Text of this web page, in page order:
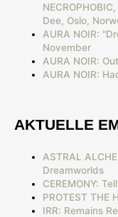
Dee, Oslo,
AURA NOIR:
November
AURA NOIR:
AURA NOIR:
AKTUELLE
ASTRAL
Dreamworlds
CEREMONY:
PROTEST THE
IRR: Remains